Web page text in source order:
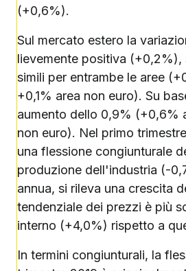
(+0,6%).
Sul mercato estero la
lievemente positiva (+0,2%),
simili per entrambe le aree
+0,1% area non euro). Su
aumento dello 0,9% (+0,6%
non euro). Nel primo
una flessione congiunturale
produzione dell'industria (-
annua, si rileva una crescita
tendenziale dei prezzi è più
interno (+4,0%) rispetto a
In termini congiunturali, la